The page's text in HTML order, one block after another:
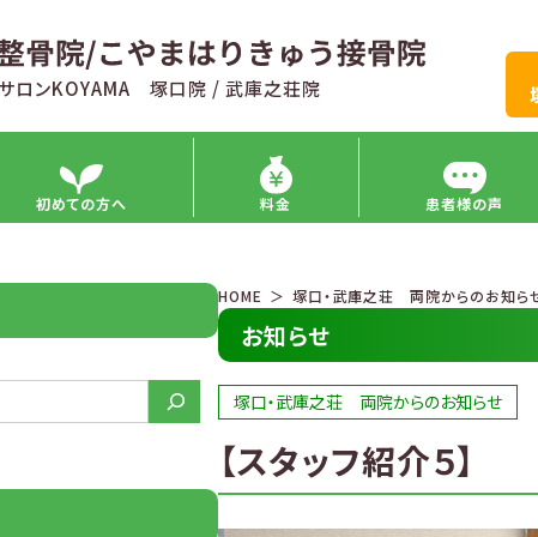
サロンKOYAMA 塚口院 / 武庫之荘院
初めての方へ 料金 患者様の声
HOME 塚口・武庫之荘 両院からのお知ら
お知らせ
塚口・武庫之荘 両院からのお知らせ
【スタッフ紹介５】